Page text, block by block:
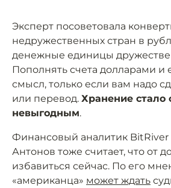
Эксперт посоветовала
недружественных стран в
денежные единицы
Пополнять счета долларами и
смысл, только если вам надо
или перевод. Хранение стало
невыгодным.
Финансовый аналитик BitRiver
Антонов тоже считает, что от
избавиться сейчас. По его
«американца» может ждать